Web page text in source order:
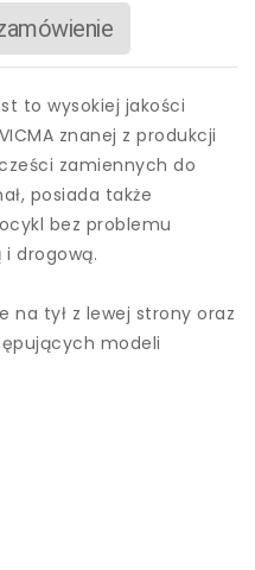
to wysokiej jakości
znanej z produkcji
zamiennych do
posiada także
bez problemu
drogową.
na tył z lewej strony oraz
modeli